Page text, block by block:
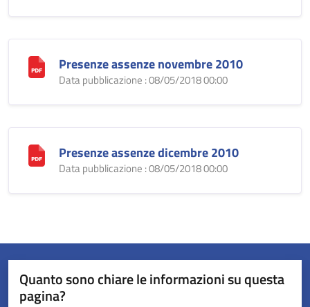
Presenze assenze novembre 2010
Data pubblicazione : 08/05/2018 00:00
Presenze assenze dicembre 2010
Data pubblicazione : 08/05/2018 00:00
Quanto sono chiare le informazioni su questa
pagina?